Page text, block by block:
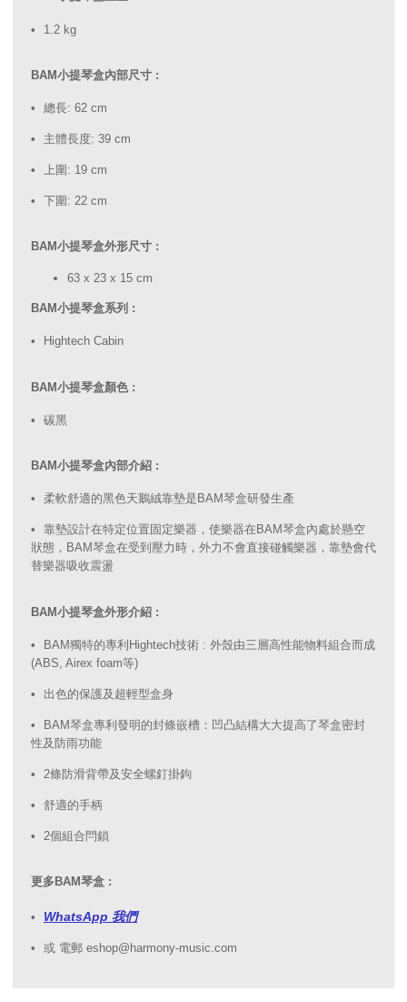
1.2 kg
BAM小提琴盒內部尺寸 :
總長: 62 cm
主體長度: 39 cm
上圍: 19 cm
下圍: 22 cm
BAM小提琴盒外形尺寸 :
63 x 23 x 15 cm
BAM小提琴盒系列 :
Hightech Cabin
BAM小提琴盒顏色 :
碳黑
BAM小提琴盒內部介紹 :
柔軟舒適的黑色天鵝絨靠墊是BAM琴盒研發生產
靠墊設計在特定位置固定樂器，使樂器在BAM琴盒內處於懸空
狀態，BAM琴盒在受到壓力時，外力不會直接碰觸樂器，靠墊會代
替樂器吸收震盪
BAM小提琴盒外形介紹 :
BAM獨特的專利Hightech技術 : 外殼由三層高性能物料組合而成
(ABS, Airex foam等)
出色的保護及超輕型盒身
BAM琴盒專利發明的封條嵌槽：凹凸結構大大提高了琴盒密封
性及防雨功能
2條防滑背帶及安全螺釘掛鉤
舒適的手柄
2個組合閂鎖
更多BAM琴盒 :
WhatsApp 我們
或 電郵 eshop@harmony-music.com